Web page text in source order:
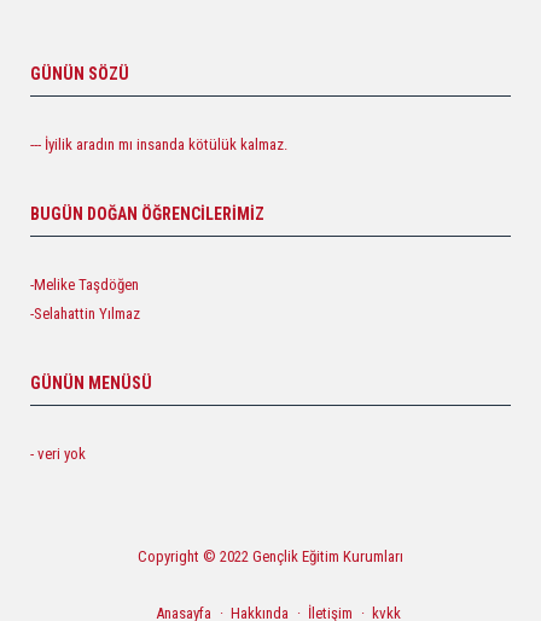
GÜNÜN SÖZÜ
--- İyilik aradın mı insanda kötülük kalmaz.
BUGÜN DOĞAN ÖĞRENCILERIMIZ
-Melike Taşdöğen
-Selahattin Yılmaz
GÜNÜN MENÜSÜ
- veri yok
Copyright © 2022 Gençlik Eğitim Kurumları
Anasayfa Hakkında İletişim kvkk